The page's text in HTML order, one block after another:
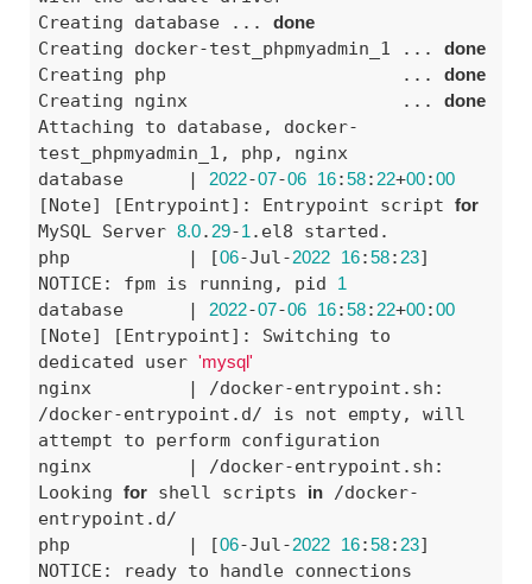
Creating database ... done
Creating docker-test_phpmyadmin_1 ... done
Creating php                      ... done
Creating nginx                    ... done
Attaching to database, docker-
test_phpmyadmin_1, php, nginx
database      | 2022-07-06 16:58: 22+00:00
[Note] [Entrypoint]: Entrypoint script for
MySQL Server 8.0. 29-1 .el8 started.
php           | [06-Jul-2022 16:58: 23]
NOTICE: fpm is running, pid 1
database      | 2022-07-06 16:58: 22+00:00
[Note] [Entrypoint]: Switching to
dedicated user 'mysql'
nginx         | /docker-entrypoint.sh:
/docker-entrypoint.d/ is not empty, will
attempt to perform configuration
nginx         | /docker-entrypoint.sh:
Looking for shell scripts in /docker-
entrypoint.d/
php           | [06-Jul-2022 16:58: 23]
NOTICE: ready to handle connections